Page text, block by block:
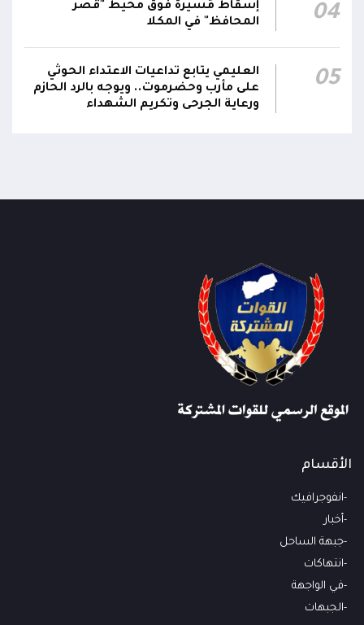
04
إسقاط مُسيرة فوق محيط "قصر
المحافظ" في المكلا
05
العليمي يتابع تداعيات الاعتداء الحوثي
على مأرب وحضرموت.. ويوجه بالرد الحازم
ورعاية الجرحى وتكريم الشهداء
الأقسام
انفوجرافيك
أخبار
جبهة الساحل
انتهاكات
في الواجهة
الجبهات